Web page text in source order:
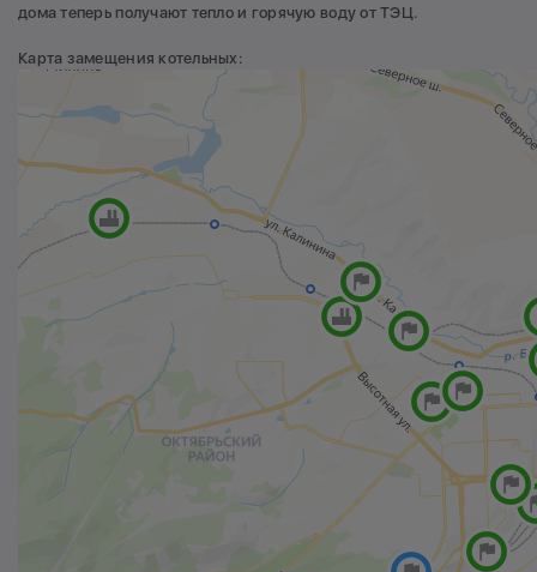
дома теперь получают тепло и горячую воду от ТЭЦ.
Карта замещения котельных: